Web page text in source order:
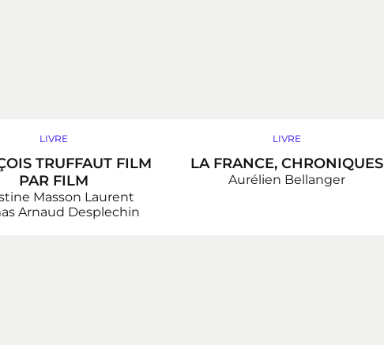
LIVRE
TRUFFAUT FILM
PAR FILM
Masson Laurent
Arnaud Desplechin
LIVRE
LA FRANCE, CHRONIQUES
Aurélien Bellanger